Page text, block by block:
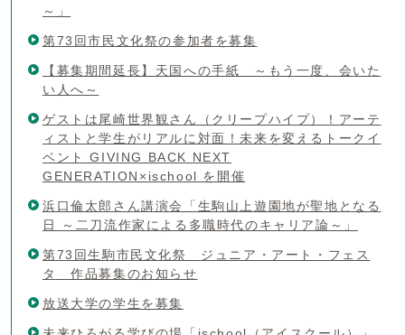
～」
第73回市民文化祭の参加者を募集
【募集期間延長】天国への手紙 ～もう一度、会いた
い人へ～
ゲストは尾崎世界観さん（クリープハイプ）！アーテ
ィストと学生がリアルに対面！未来を変えるトークイ
ベント GIVING BACK NEXT
GENERATION×ischool を開催
浜口倫太郎さん講演会「生駒山上遊園地が聖地となる
日 ～二刀流作家による多職時代のキャリア論～」
第73回生駒市民文化祭 ジュニア・アート・フェス
タ 作品募集のお知らせ
放送大学の学生を募集